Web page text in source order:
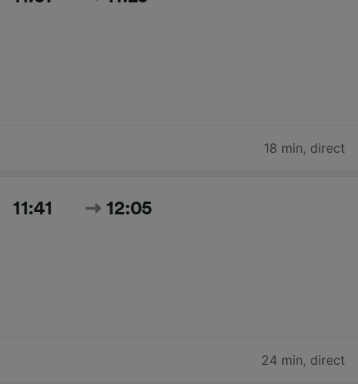
18 min, direct
11:41 12:05
24 min, direct